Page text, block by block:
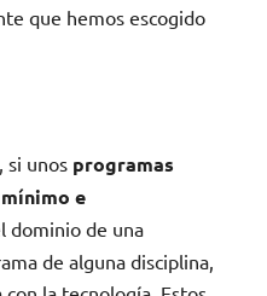
que hemos escogido
si unos programas
e
dominio de una
de alguna disciplina,